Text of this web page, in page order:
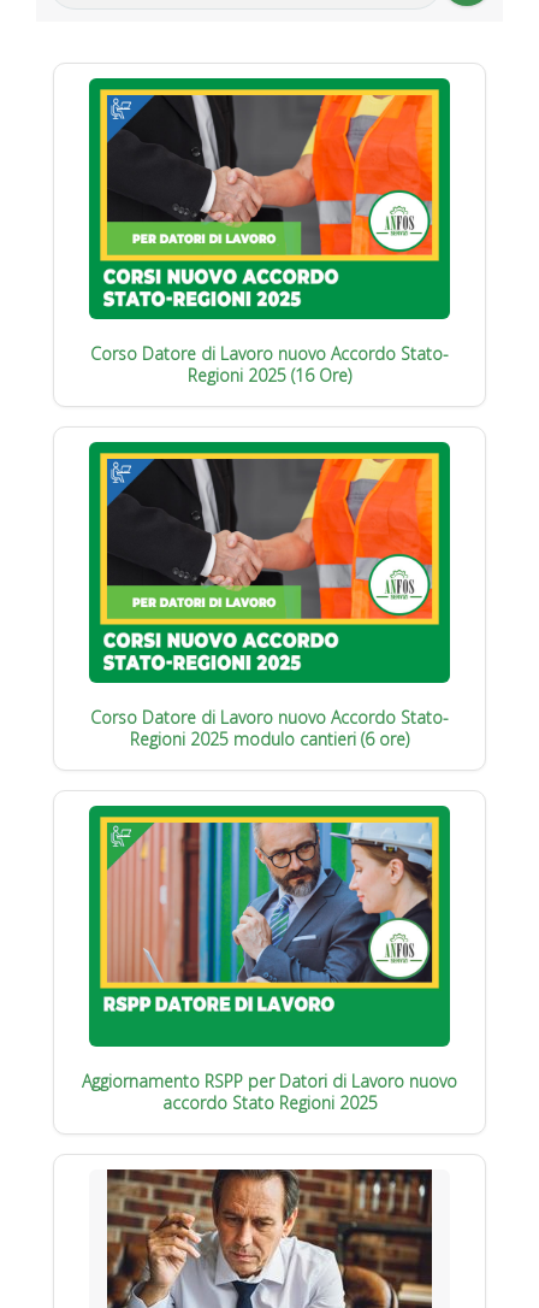
Corso Datore di Lavoro nuovo Accordo Stato-
Regioni 2025 (16 Ore)
Corso Datore di Lavoro nuovo Accordo Stato-
Regioni 2025 modulo cantieri (6 ore)
Aggiornamento RSPP per Datori di Lavoro nuovo
accordo Stato Regioni 2025